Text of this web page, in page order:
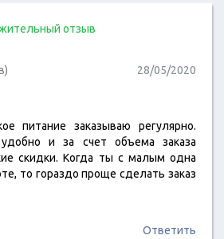
отзыв
28/05/2020
питание заказываю регулярно.
и за счет объема заказа
скидки. Когда ты с малым одна
то гораздо проще сделать заказ
Ответить